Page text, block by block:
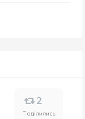
2
Поділились